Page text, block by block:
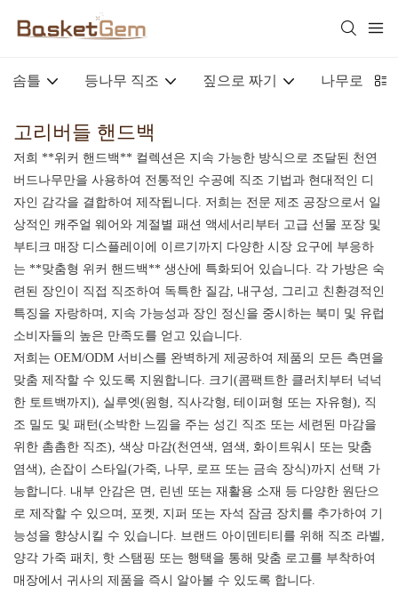
솜틀 등나무 직조 짚으로 짜기 나무로 짠
고리버들 핸드백
저희 **위커 핸드백** 컬렉션은 지속 가능한 방식으로 조달된 천연
버드나무만을 사용하여 전통적인 수공예 직조 기법과 현대적인 디
자인 감각을 결합하여 제작됩니다. 저희는 전문 제조 공장으로서 일
상적인 캐주얼 웨어와 계절별 패션 액세서리부터 고급 선물 포장 및
부티크 매장 디스플레이에 이르기까지 다양한 시장 요구에 부응하
는 **맞춤형 위커 핸드백** 생산에 특화되어 있습니다. 각 가방은 숙
련된 장인이 직접 직조하여 독특한 질감, 내구성, 그리고 친환경적인
특징을 자랑하며, 지속 가능성과 장인 정신을 중시하는 북미 및 유럽
소비자들의 높은 만족도를 얻고 있습니다.
저희는 OEM/ODM 서비스를 완벽하게 제공하여 제품의 모든 측면을
맞춤 제작할 수 있도록 지원합니다. 크기(콤팩트한 클러치부터 넉넉
한 토트백까지), 실루엣(원형, 직사각형, 테이퍼형 또는 자유형), 직
조 밀도 및 패턴(소박한 느낌을 주는 성긴 직조 또는 세련된 마감을
위한 촘촘한 직조), 색상 마감(천연색, 염색, 화이트워시 또는 맞춤
염색), 손잡이 스타일(가죽, 나무, 로프 또는 금속 장식)까지 선택 가
능합니다. 내부 안감은 면, 린넨 또는 재활용 소재 등 다양한 원단으
로 제작할 수 있으며, 포켓, 지퍼 또는 자석 잠금 장치를 추가하여 기
능성을 향상시킬 수 있습니다. 브랜드 아이덴티티를 위해 직조 라벨,
양각 가죽 패치, 핫 스탬핑 또는 행택을 통해 맞춤 로고를 부착하여
매장에서 귀사의 제품을 즉시 알아볼 수 있도록 합니다.